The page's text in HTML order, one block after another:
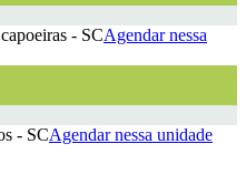
- SCAgendar nessa
- SCAgendar nessa unidade